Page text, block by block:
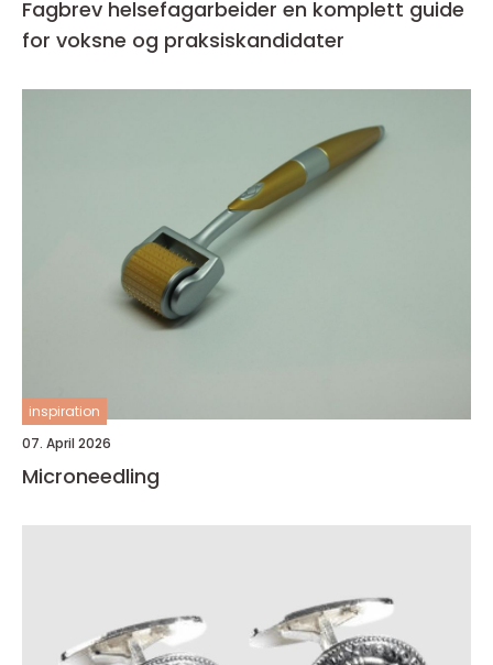
Fagbrev helsefagarbeider en komplett guide
for voksne og praksiskandidater
inspiration
07. April 2026
Microneedling